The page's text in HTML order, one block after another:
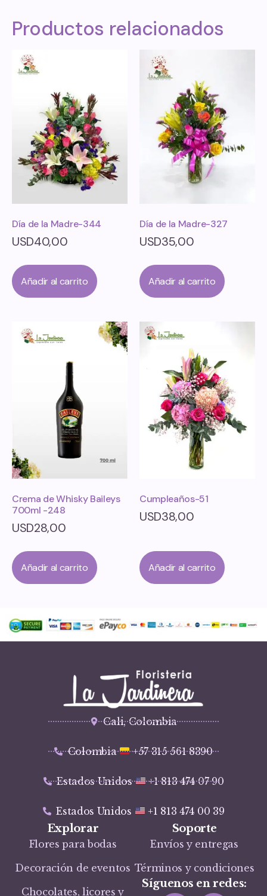
Productos relacionados
Día de la Madre-344
USD40,00
Añadir al carrito
Día de la Madre-327
USD35,00
Añadir al carrito
Crema de Whisky Baileys
700ml -248
USD28,00
Añadir al carrito
Cumpleaños-51
USD38,00
Añadir al carrito
Cali, Colombia
Colombia +57 315 561 8390
Estados Unidos +1 813 474 07 90
Estados Unidos +1 813 474 00 39
Explorar
Flores para bodas
Decoración de eventos
Chocolates, licores y
Soporte
Envíos y entregas
Términos y condiciones
Síguenos en redes: